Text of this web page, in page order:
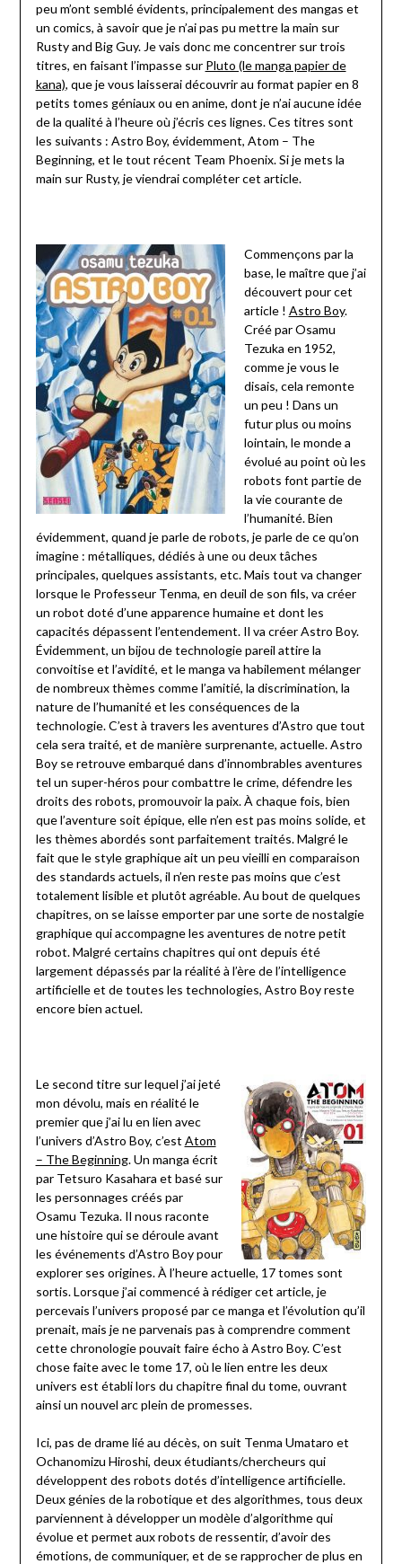
peu m’ont semblé évidents, principalement des mangas et
un comics, à savoir que je n’ai pas pu mettre la main sur
Rusty and Big Guy. Je vais donc me concentrer sur trois
titres, en faisant l’impasse sur Pluto (le manga papier de
kana), que je vous laisserai découvrir au format papier en 8
petits tomes géniaux ou en anime, dont je n’ai aucune idée
de la qualité à l’heure où j’écris ces lignes. Ces titres sont
les suivants : Astro Boy, évidemment, Atom – The
Beginning, et le tout récent Team Phoenix. Si je mets la
main sur Rusty, je viendrai compléter cet article.
Commençons par la
base, le maître que j’ai
découvert pour cet
article ! Astro Boy.
Créé par Osamu
Tezuka en 1952,
comme je vous le
disais, cela remonte
un peu ! Dans un
futur plus ou moins
lointain, le monde a
évolué au point où les
robots font partie de
la vie courante de
l’humanité. Bien
évidemment, quand je parle de robots, je parle de ce qu’on
imagine : métalliques, dédiés à une ou deux tâches
principales, quelques assistants, etc. Mais tout va changer
lorsque le Professeur Tenma, en deuil de son fils, va créer
un robot doté d’une apparence humaine et dont les
capacités dépassent l’entendement. Il va créer Astro Boy.
Évidemment, un bijou de technologie pareil attire la
convoitise et l’avidité, et le manga va habilement mélanger
de nombreux thèmes comme l’amitié, la discrimination, la
nature de l’humanité et les conséquences de la
technologie. C’est à travers les aventures d’Astro que tout
cela sera traité, et de manière surprenante, actuelle. Astro
Boy se retrouve embarqué dans d’innombrables aventures
tel un super-héros pour combattre le crime, défendre les
droits des robots, promouvoir la paix. À chaque fois, bien
que l’aventure soit épique, elle n’en est pas moins solide, et
les thèmes abordés sont parfaitement traités. Malgré le
fait que le style graphique ait un peu vieilli en comparaison
des standards actuels, il n’en reste pas moins que c’est
totalement lisible et plutôt agréable. Au bout de quelques
chapitres, on se laisse emporter par une sorte de nostalgie
graphique qui accompagne les aventures de notre petit
robot. Malgré certains chapitres qui ont depuis été
largement dépassés par la réalité à l’ère de l’intelligence
artificielle et de toutes les technologies, Astro Boy reste
encore bien actuel.
Le second titre sur lequel j’ai jeté
mon dévolu, mais en réalité le
premier que j’ai lu en lien avec
l’univers d’Astro Boy, c’est Atom
– The Beginning. Un manga écrit
par Tetsuro Kasahara et basé sur
les personnages créés par
Osamu Tezuka. Il nous raconte
une histoire qui se déroule avant
les événements d’Astro Boy pour
explorer ses origines. À l’heure actuelle, 17 tomes sont
sortis. Lorsque j’ai commencé à rédiger cet article, je
percevais l’univers proposé par ce manga et l’évolution qu’il
prenait, mais je ne parvenais pas à comprendre comment
cette chronologie pouvait faire écho à Astro Boy. C’est
chose faite avec le tome 17, où le lien entre les deux
univers est établi lors du chapitre final du tome, ouvrant
ainsi un nouvel arc plein de promesses.
Ici, pas de drame lié au décès, on suit Tenma Umataro et
Ochanomizu Hiroshi, deux étudiants/chercheurs qui
développent des robots dotés d’intelligence artificielle.
Deux génies de la robotique et des algorithmes, tous deux
parviennent à développer un modèle d’algorithme qui
évolue et permet aux robots de ressentir, d’avoir des
émotions, de communiquer, et de se rapprocher de plus en